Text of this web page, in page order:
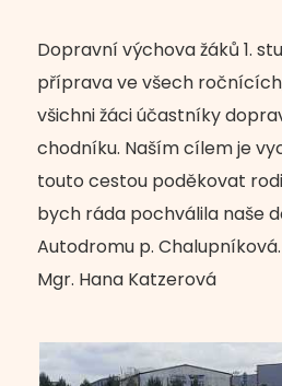
Dopravní výchova žáků 1.
příprava ve všech
všichni žáci účastníky
chodníku. Naším cílem je
touto cestou poděkovat
bych ráda pochválila naše
Autodromu p.
Mgr. Hana Katzerová